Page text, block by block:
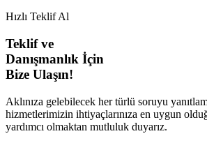
Hızlı Teklif Al
Teklif ve
Danışmanlık İçin
Bize Ulaşın!
Aklınıza gelebilecek her türlü soruyu
hizmetlerimizin ihtiyaçlarınıza en uygun
yardımcı olmaktan mutluluk duyarız.